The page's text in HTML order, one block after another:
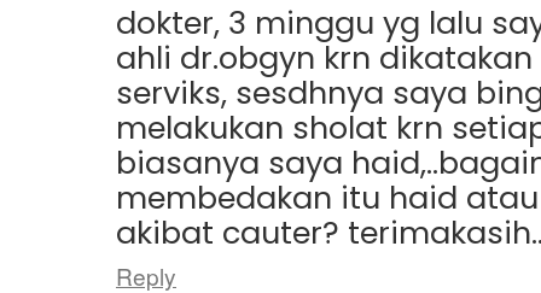
dokter, 3 minggu yg lalu
ahli dr.obgyn krn
serviks, sesdhnya saya
melakukan sholat krn
biasanya saya
membedakan itu haid
akibat cauter?
Reply